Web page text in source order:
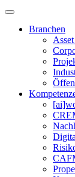
Branchen